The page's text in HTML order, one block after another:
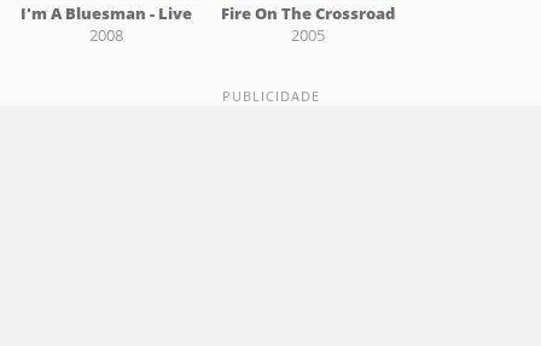
I'm A Bluesman - Live
2008
Fire On The Crossroad
2005